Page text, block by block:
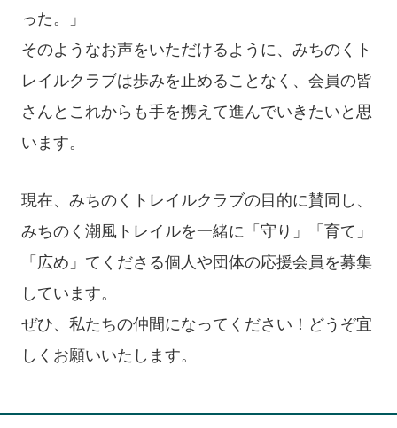
った。」
そのようなお声をいただけるように、みちのくト
レイルクラブは歩みを止めることなく、会員の皆
さんとこれからも手を携えて進んでいきたいと思
います。
現在、みちのくトレイルクラブの目的に賛同し、
みちのく潮風トレイルを一緒に「守り」「育て」
「広め」てくださる個人や団体の応援会員を募集
しています。
ぜひ、私たちの仲間になってください！どうぞ宜
しくお願いいたします。